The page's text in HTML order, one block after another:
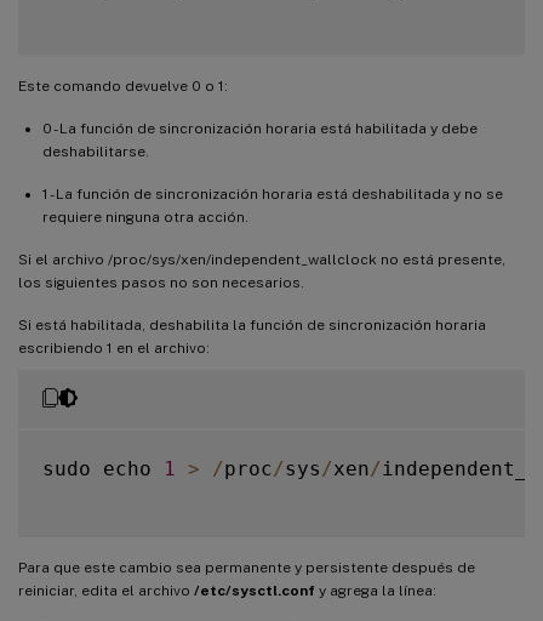
Este comando devuelve 0 o 1:
0 - La función de sincronización horaria está habilitada y debe
deshabilitarse.
1 - La función de sincronización horaria está deshabilitada y no se
requiere ninguna otra acción.
Si el archivo /proc/sys/xen/independent_wallclock no está presente,
los siguientes pasos no son necesarios.
Si está habilitada, deshabilita la función de sincronización horaria
escribiendo 1 en el archivo:
sudo echo 1 > /proc/sys /xen/
Para que este cambio sea permanente y persistente después de
reiniciar, edita el archivo /etc/sysctl.conf y agrega la línea: